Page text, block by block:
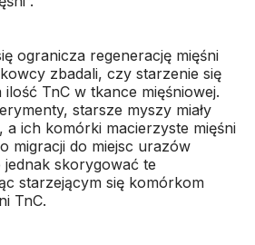
ogranicza regenerację mięśni
zbadali, czy starzenie się
TnC w tkance mięśniowej.
starsze myszy miały
a ich komórki macierzyste mięśni
migracji do miejsc urazów
jednak skorygować te
starzejącym się komórkom
TnC.